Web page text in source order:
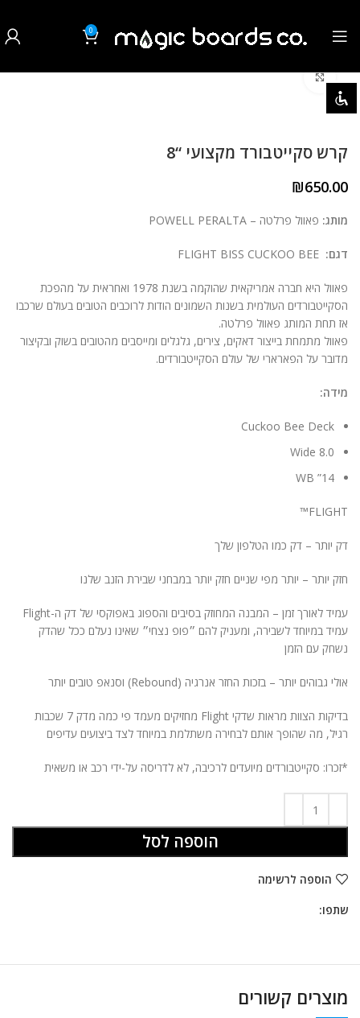
צבע רקע
add_circle_outline הגדלת גופן
גופן קריא
ניגודיות בהירה
font_download סמן קישורים
הצהרת נגישות
0
לחצו להגדלה
קרש סקייטבורד מקצועי “8
₪650.00
מותג: פאוול פרלטה – POWELL PERALTA
דגם:
פאוול היא חברה אמריקאית שהוקמה בשנת 1978 ואחראית על מהפכת
הסקייטבורדים העולמית בשנות השמונים הודות לרוכבים הטובים בעולם שרכבו
אז תחת המותג פאוול פרלטה.
פאוול מתמחת בייצור דאקים, צירים, גלגלים ומייסבים מהטובים בשוק ובקיצור
מדובר על הפארארי של עולם הסקייטבורדים.
מידה:
Cuckoo Bee Deck
8.0 Wide
14” WB
FLIGHT™
דק יותר – דק כמו הטלפון שלך
חזק יותר – יותר מפי שניים חזק יותר במבחני שבירת הזנב שלנו
עמיד לאורך זמן – המבנה המחוזק בסיבים והספוג באפוקסי של דק ה-Flight
עמיד במיוחד לשבירה, ומעניק להם ״פופ נצחי״ שאינו נעלם ככל שהדק
נשחק עם הזמן
אולי גבוהים יותר – בזכות החזר אנרגיה (Rebound) וסנאפ טובים יותר
בדיקות הצוות מראות שדקי Flight מחזיקים מעמד פי כמה מדק 7 שכבות
רגיל, מה שהופך אותם לבחירה משתלמת במיוחד לצד ביצועים עדיפים
*זכרו: סקייטבורדים מיועדים לרכיבה, לא לדריסה על-ידי רכב או משאית
הוספה לסל
הוספה לרשימה
שתפו:
מוצרים קשורים